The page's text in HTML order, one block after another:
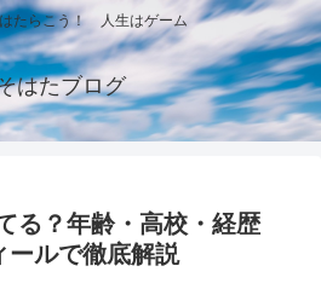
たらこう！ 人生はゲーム
はたブログ
る？年齢・高校・経歴
ルで徹底解説